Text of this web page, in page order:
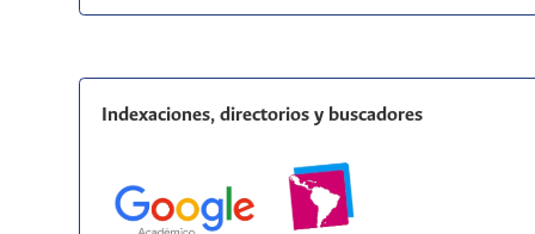
Indexaciones, directorios y buscadores